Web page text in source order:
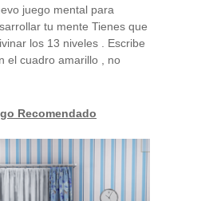
juego mental para
tu mente Tienes que
los 13 niveles . Escribe
el cuadro amarillo , no
Recomendado